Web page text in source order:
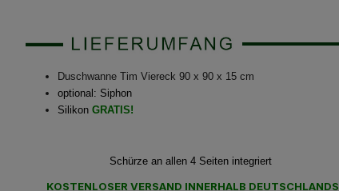
Duschwanne Tim Viereck 90 x 90 x 15 cm
optional: Siphon
Silikon GRATIS!
Schürze an allen 4 Seiten integriert
KOSTENLOSER VERSAND INNERHALB DEUTSCHLANDS